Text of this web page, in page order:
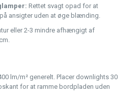
Rettet svagt opad for at
ansigter uden at øge blænding.
eller 2-3 mindre afhængigt af
lm/m² generelt. Placer downlights 30
for at ramme bordpladen uden